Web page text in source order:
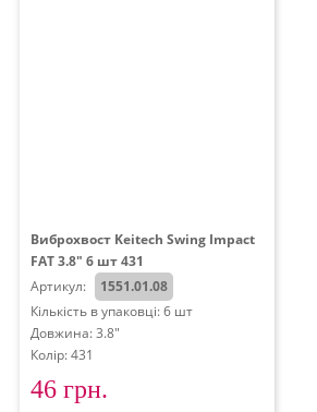
Виброхвост Keitech Swing Impact
FAT 3.8" 6 шт 431
Артикул:
1551.01.08
Кількість в упаковці: 6 шт
Довжина: 3.8"
Колір: 431
46 грн.